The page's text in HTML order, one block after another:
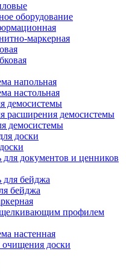
оборудование
маркерная
напольная
настольная
демосистемы
расширения демосистемы
демосистемы
доски
для документов и ценников
для бейджа
бейджа
профилем
настенная
доски